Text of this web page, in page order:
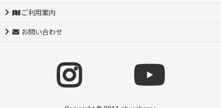
ご利用案内
お問い合わせ